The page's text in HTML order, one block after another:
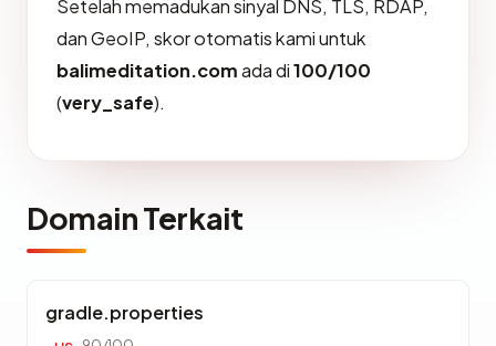
Setelah memadukan sinyal DNS, TLS, RDAP,
dan GeoIP, skor otomatis kami untuk
balimeditation.comada di100/100
(very_safe).
Domain Terkait
gradle.properties